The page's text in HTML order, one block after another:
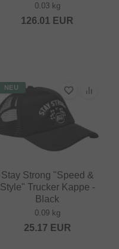
0.03 kg
126.01 EUR
NEU
Stay Strong "Speed &
Style" Trucker Kappe -
Black
0.09 kg
25.17 EUR